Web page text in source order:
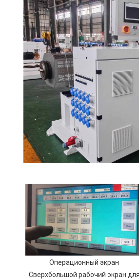
Операционный экран
Сверхбольшой рабочий экран для